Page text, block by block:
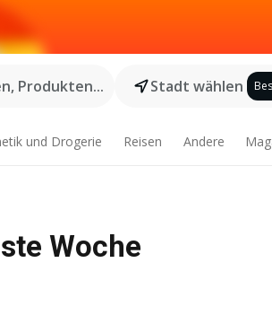
Produkten...
Stadt wählen
und Drogerie Reisen Andere
Woche